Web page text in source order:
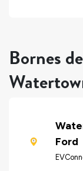
Bornes
Ford